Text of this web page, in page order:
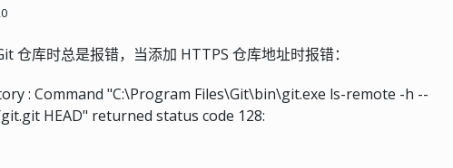
仓库时总是报错，当添加 HTTPS 仓库地址时报错：
: Command "C:\Program Files\Git\bin\git.exe ls-remote -h --
HEAD" returned status code 128: